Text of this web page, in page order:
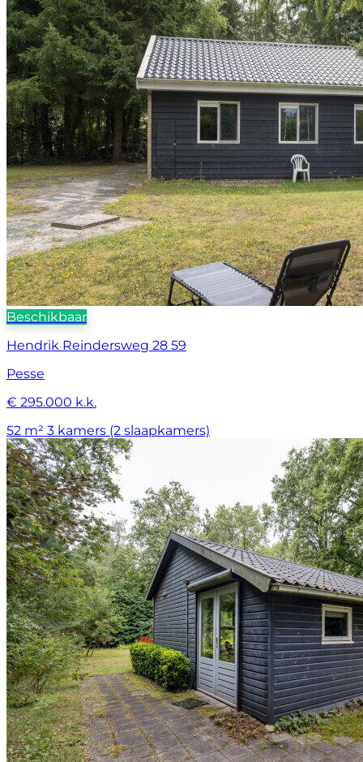
Beschikbaar
Hendrik Reindersweg 28 59
Pesse
€ 295.000 k.k.
52 m² 3 kamers (2 slaapkamers)